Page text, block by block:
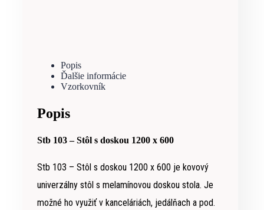
Popis
Ďalšie informácie
Vzorkovník
Popis
Stb 103 – Stôl s doskou 1200 x 600
Stb 103 – Stôl s doskou 1200 x 600 je kovový
univerzálny stôl s melamínovou doskou stola. Je
možné ho využiť v kanceláriách, jedálňach a pod.